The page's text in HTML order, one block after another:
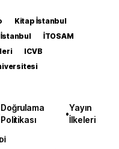
Kitap İstanbul
İstanbul
İTOSAM
ICVB
Doğrulama
Politikası
•
Yayın
İlkeleri